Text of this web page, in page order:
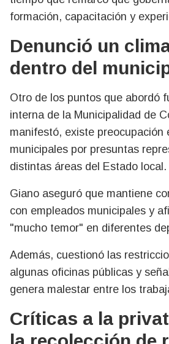
formación, capacitación y
Denunció un
dentro del
Otro de los puntos que abordó
interna de la Municipalidad de
manifestó, existe preocupación
municipales por presuntas
distintas áreas del Estado local.
Giano aseguró que mantiene
con empleados municipales y
"mucho temor" en diferentes
Además, cuestionó las
algunas oficinas públicas y
genera malestar entre los
Críticas a la